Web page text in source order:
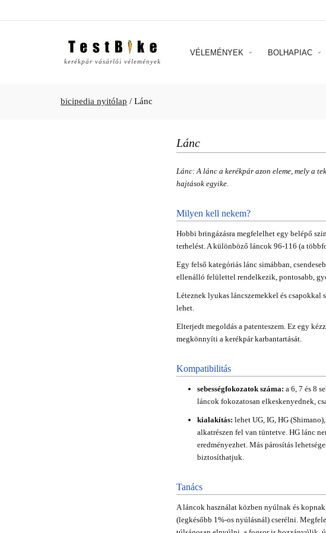
kerékpár vásárlói vélemények
VÉLEMÉNYEK BOLHAPIAC
bicipedia nyitólap / Lánc
Lánc
Lánc: A lánc a kerékpár azon eleme, mely a
hajtások egyike.
Milyen kell nekem?
Hobbi bringázásra megfelelhet egy belépő
terhelést. A különböző láncok 96-116 (a
Egy felső kategóriás lánc simábban,
ellenálló felülettel rendelkezik, pontosabb,
Léteznek lyukas láncszemekkel és
lehet.
Elterjedt megoldás a patenteszem. Ez egy
megkönnyíti a kerékpár karbantartását.
Kompatibilitás
sebességfokozatok száma: a 6, 7 és 8
láncok fokozatosan elkeskenyednek,
kialakítás: lehet UG, IG, HG
alkatrészen fel van tüntetve. HG lánc
eredményezhet. Más párosítás
biztosíthatjuk.
Tanács
A láncok használat közben nyúlnak és
(legkésőbb 1%-os nyúlásnál) cserélni.